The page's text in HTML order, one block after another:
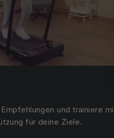
und trainiere
für deine Ziele.